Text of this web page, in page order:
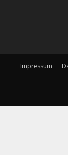
Impressum